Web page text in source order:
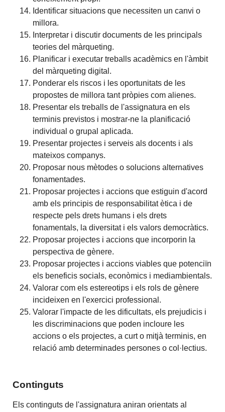
Identificar situacions que necessiten un canvi o
millora.
Interpretar i discutir documents de les principals
teories del màrqueting.
Planificar i executar treballs acadèmics en l'àmbit
del màrqueting digital.
Ponderar els riscos i les oportunitats de les
propostes de millora tant pròpies com alienes.
Presentar els treballs de l'assignatura en els
terminis previstos i mostrar-ne la planificació
individual o grupal aplicada.
Presentar projectes i serveis als docents i als
mateixos companys.
Proposar nous mètodes o solucions alternatives
fonamentades.
Proposar projectes i accions que estiguin d'acord
amb els principis de responsabilitat ètica i de
respecte pels drets humans i els drets
fonamentals, la diversitat i els valors democràtics.
Proposar projectes i accions que incorporin la
perspectiva de gènere.
Proposar projectes i accions viables que potenciïn
els beneficis socials, econòmics i mediambientals.
Valorar com els estereotips i els rols de gènere
incideixen en l'exercici professional.
Valorar l'impacte de les dificultats, els prejudicis i
les discriminacions que poden incloure les
accions o els projectes, a curt o mitjà terminis, en
relació amb determinades persones o col·lectius.
Continguts
Els continguts de l'assignatura aniran orientats al